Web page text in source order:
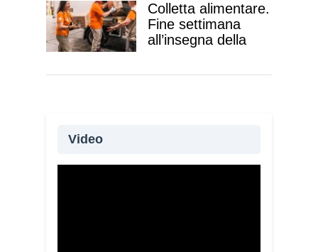
Colletta alimentare.
Fine settimana
all’insegna della
crescere le proprie attività
Video